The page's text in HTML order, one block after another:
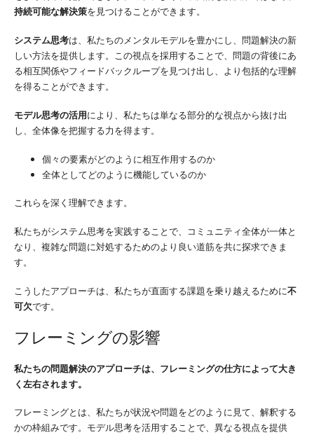
持続可能な解決策を見つけることができます。
システム思考は、私たちのメンタルモデルを豊かにし、問題解決の新
しい方法を提供します。この視点を採用することで、問題の背後にあ
る相互関係やフィードバックループを見つけ出し、より包括的な理解
を得ることができます。
モデル思考の活用により、私たちは単なる部分的な視点から抜け出
し、全体像を把握する力を得ます。
個々の要素がどのように相互作用するのか
全体としてどのように機能しているのか
これらを深く理解できます。
私たちがシステム思考を実践することで、コミュニティ全体が一体と
なり、複雑な問題に対処するためのより良い道筋を共に探求できま
す。
こうしたアプローチは、私たちが直面する課題を乗り越えるために不
可欠です。
フレーミングの影響
私たちの問題解決のアプローチは、フレーミングの仕方によって大き
く左右されます。
フレーミングとは、私たちが状況や問題をどのように見て、解釈する
かの枠組みです。モデル思考を活用することで、異なる視点を提供